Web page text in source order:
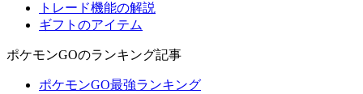
トレード機能の解説
ギフトのアイテム
ポケモンGOのランキング記事
ポケモンGO最強ランキング